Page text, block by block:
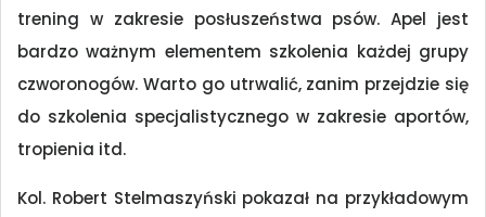
trening w zakresie posłuszeństwa psów. Apel jest
bardzo ważnym elementem szkolenia każdej grupy
czworonogów. Warto go utrwalić, zanim przejdzie się
do szkolenia specjalistycznego w zakresie aportów,
tropienia itd.
Kol. Robert Stelmaszyński pokazał na przykładowym